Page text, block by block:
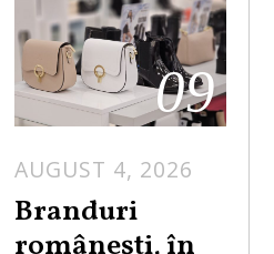
09
AUGUST 4, 2026
Branduri